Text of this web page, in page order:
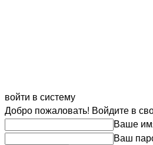
войти в систему
Добро пожаловать! Войдите в
Ваше
Ваш